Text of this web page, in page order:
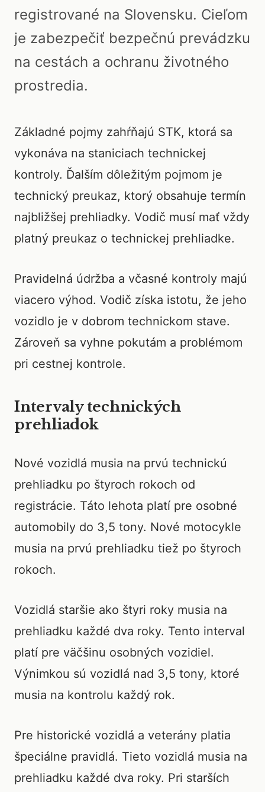
registrované na Slovensku. Cieľom
je zabezpečiť bezpečnú prevádzku
na cestách a ochranu životného
prostredia.
Základné pojmy zahŕňajú STK, ktorá sa
vykonáva na staniciach technickej
kontroly. Ďalším dôležitým pojmom je
technický preukaz, ktorý obsahuje termín
najbližšej prehliadky. Vodič musí mať vždy
platný preukaz o technickej prehliadke.
Pravidelná údržba a včasné kontroly majú
viacero výhod. Vodič získa istotu, že jeho
vozidlo je v dobrom technickom stave.
Zároveň sa vyhne pokutám a problémom
pri cestnej kontrole.
Intervaly technických
prehliadok
Nové vozidlá musia na prvú technickú
prehliadku po štyroch rokoch od
registrácie. Táto lehota platí pre osobné
automobily do 3,5 tony. Nové motocykle
musia na prvú prehliadku tiež po štyroch
rokoch.
Vozidlá staršie ako štyri roky musia na
prehliadku každé dva roky. Tento interval
platí pre väčšinu osobných vozidiel.
Výnimkou sú vozidlá nad 3,5 tony, ktoré
musia na kontrolu každý rok.
Pre historické vozidlá a veterány platia
špeciálne pravidlá. Tieto vozidlá musia na
prehliadku každé dva roky. Pri starších